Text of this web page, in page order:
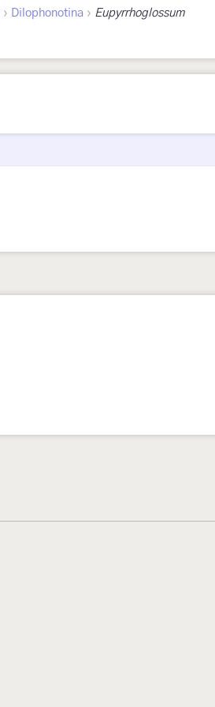
› Dilophonotina › Eupyrrhoglossum